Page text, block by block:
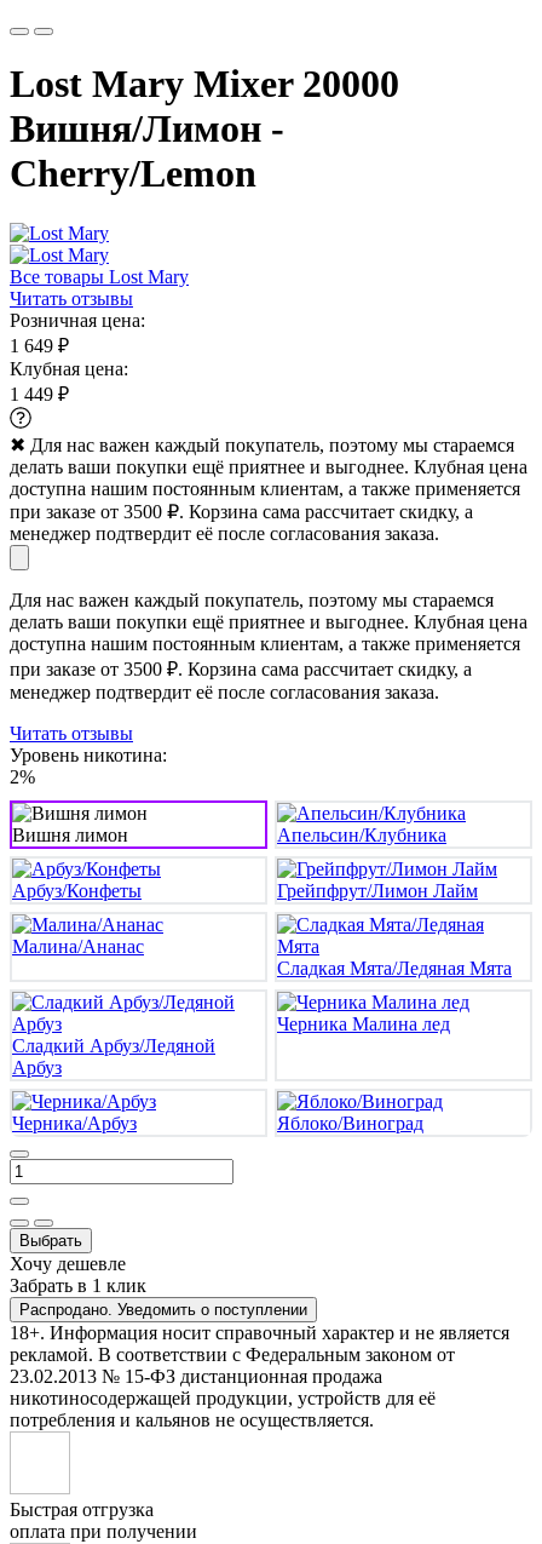
Lost Mary Mixer 20000
Вишня/Лимон -
Cherry/Lemon
Все товары Lost Mary
Читать отзывы
Розничная цена:
1 649 ₽
Клубная цена:
1 449 ₽
✖ Для нас важен каждый покупатель, поэтому мы стараемся
делать ваши покупки ещё приятнее и выгоднее. Клубная цена
доступна нашим постоянным клиентам, а также применяется
при заказе от 3500 ₽. Корзина сама рассчитает скидку, а
менеджер подтвердит её после согласования заказа.
Для нас важен каждый покупатель, поэтому мы стараемся
делать ваши покупки ещё приятнее и выгоднее. Клубная цена
доступна нашим постоянным клиентам, а также применяется
при заказе от 3500 ₽. Корзина сама рассчитает скидку, а
менеджер подтвердит её после согласования заказа.
Читать отзывы
Уровень никотина:
2%
Вишня лимон Апельсин/Клубника
Арбуз/Конфеты Грейпфрут/Лимон Лайм
Малина/Ананас
Сладкая Мята/Ледяная Мята
Сладкий Арбуз/Ледяной
Арбуз
Черника Малина лед
Черника/Арбуз Яблоко/Виноград
Выбрать
Хочу дешевле
Забрать в 1 клик
Распродано. Уведомить о поступлении
18+. Информация носит справочный характер и не является
рекламой. В соответствии с Федеральным законом от
23.02.2013 № 15-ФЗ дистанционная продажа
никотиносодержащей продукции, устройств для её
потребления и кальянов не осуществляется.
Быстрая отгрузка
оплата при получении